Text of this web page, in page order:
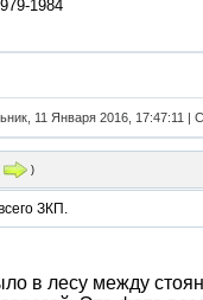
1984
11 Января 2016, 17:47:11 |
)
ЗКП.
в лесу между